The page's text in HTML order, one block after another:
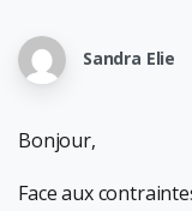
Sandra Elie
Bonjour,
Face aux